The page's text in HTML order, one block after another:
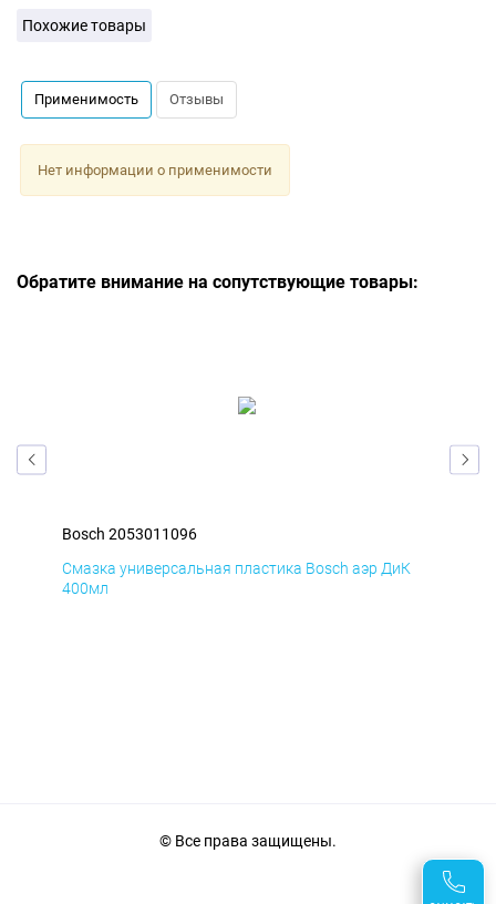
Похожие товары
Применимость Отзывы
Нет информации о применимости
Обратите внимание на сопутствующие товары:
Bosch 2053011096
Смазка универсальная пластика Bosch аэр ДиК
400мл
© Все права защищены.